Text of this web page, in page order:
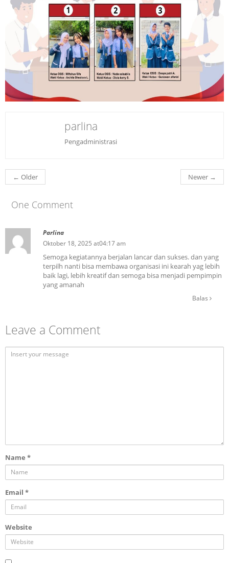
parlina
Pengadministrasi
← Older Newer →
One Comment
Parlina
Oktober 18, 2025 at04:17 am
Semoga kegiatannya berjalan lancar dan sukses. dan yang
terpilh nanti bisa membawa organisasi ini kearah yag lebih
baik lagi, lebih kreatif dan semoga bisa menjadi pempimpin
yang amanah
Balas
Leave a Comment
Name *
Email *
Website